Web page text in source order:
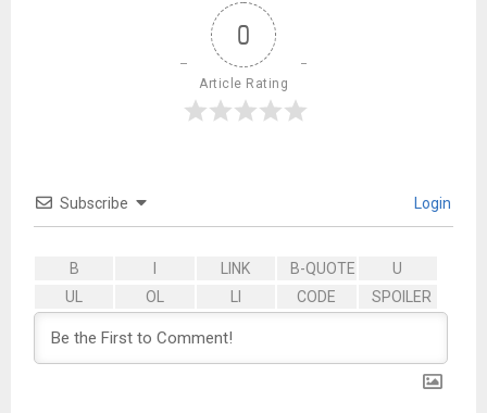
0
Article Rating
Subscribe Login